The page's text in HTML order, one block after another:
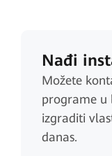
Nađi
Možete
programe u
izgraditi
danas.